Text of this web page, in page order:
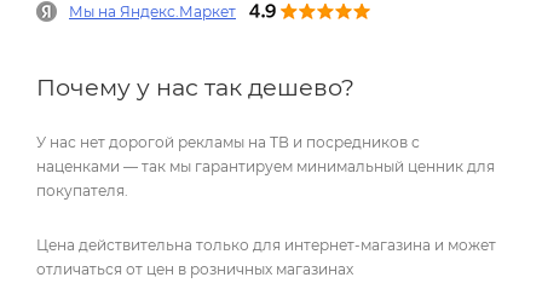
Мы на Яндекс.Маркет
Почему у нас так дешево?
У нас нет дорогой рекламы на ТВ и посредников с
наценками — так мы гарантируем минимальный ценник для
покупателя.
Цена действительна только для интернет-магазина и может
отличаться от цен в розничных магазинах